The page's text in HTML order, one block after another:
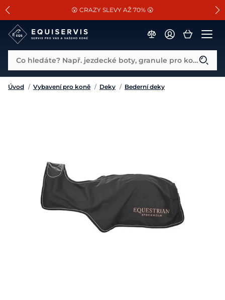
SLEVA 13% na vše od Cassini!
😮 CRAZY SLEVY AŽ 70% 😮
📐Pasování a doplňky k vybraným sedlům ZDARMA 🐴
Co hledáte? Např. jezdecké boty, granule pro koně...
Úvod / Vybavení pro koně / Deky / Bederní deky